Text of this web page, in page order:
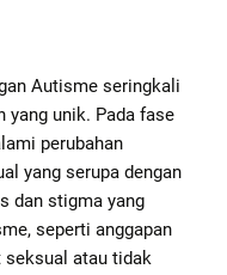
Autisme seringkali
yang unik. Pada fase
perubahan
yang serupa dengan
dan stigma yang
seperti anggapan
atau tidak